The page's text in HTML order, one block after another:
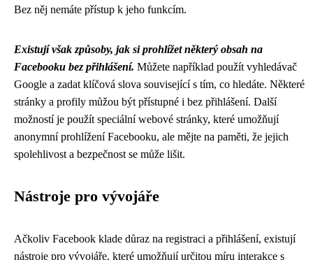
Bez něj nemáte přístup k jeho funkcím.
Existují však způsoby, jak si prohlížet některý obsah na
Facebooku bez přihlášení. Můžete například použít vyhledávač
Google a zadat klíčová slova související s tím, co hledáte. Některé
stránky a profily můžou být přístupné i bez přihlášení. Další
možností je použít speciální webové stránky, které umožňují
anonymní prohlížení Facebooku, ale mějte na paměti, že jejich
spolehlivost a bezpečnost se může lišit.
Nástroje pro vývojáře
Ačkoliv Facebook klade důraz na registraci a přihlášení, existují
nástroje pro vývojáře, které umožňují určitou míru interakce s